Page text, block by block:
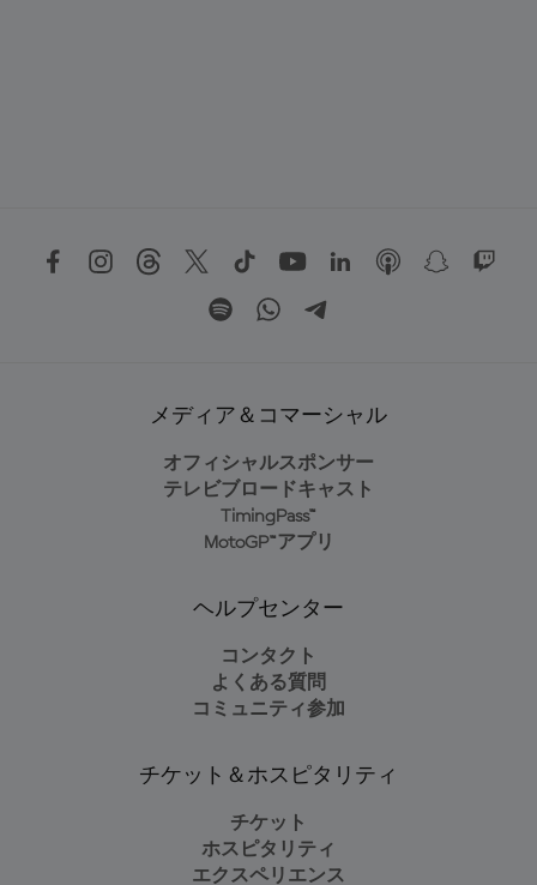
メディア＆コマーシャル
オフィシャルスポンサー
テレビブロードキャスト
TimingPass™
MotoGP™アプリ
ヘルプセンター
コンタクト
よくある質問
コミュニティ参加
チケット＆ホスピタリティ
チケット
ホスピタリティ
エクスペリエンス